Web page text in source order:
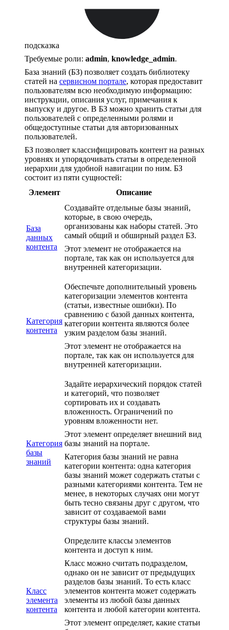
подсказка
Требуемые роли: admin, knowledge_admin.
База знаний (БЗ) позволяет создать библиотеку
статей на сервисном портале, которая предоставит
пользователям всю необходимую информацию:
инструкции, описания услуг, примечания к
выпуску и другое. В БЗ можно хранить статьи для
пользователей с определенными ролями и
общедоступные статьи для авторизованных
пользователей.
БЗ позволяет классифицировать контент на разных
уровнях и упорядочивать статьи в определенной
иерархии для удобной навигации по ним. БЗ
состоит из пяти сущностей:
Элемент
Описание
База
данных
контента
Создавайте отдельные базы знаний,
которые, в свою очередь,
организованы как наборы статей. Это
самый общий и обширный раздел БЗ.
Этот элемент не отображается на
портале, так как он используется для
внутренней категоризации.
Категория
контента
Обеспечьте дополнительный уровень
категоризации элементов контента
(статьи, известные ошибки). По
сравнению с базой данных контента,
категории контента являются более
узким разделом базы знаний.
Этот элемент не отображается на
портале, так как он используется для
внутренней категоризации.
Категория
базы
знаний
Задайте иерархический порядок статей
и категорий, что позволяет
сортировать их и создавать
вложенность. Ограничений по
уровням вложенности нет.
Этот элемент определяет внешний вид
базы знаний на портале.
Категория базы знаний не равна
категории контента: одна категория
базы знаний может содержать статьи с
разными категориями контента. Тем не
менее, в некоторых случаях они могут
быть тесно связаны друг с другом, что
зависит от создаваемой вами
структуры базы знаний.
Класс
элемента
контента
Определите классы элементов
контента и доступ к ним.
Класс можно считать подразделом,
однако он не зависит от предыдущих
разделов базы знаний. То есть класс
элементов контента может содержать
элементы из любой базы данных
контента и любой категории контента.
Этот элемент определяет, какие статьи